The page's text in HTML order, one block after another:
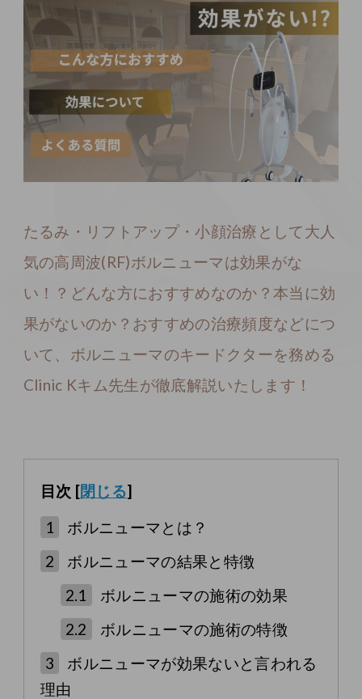
たるみ・リフトアップ・小顔治療として大人
気の高周波(RF)ボルニューマは効果がな
い！？どんな方におすすめなのか？本当に効
果がないのか？おすすめの治療頻度などにつ
いて、ボルニューマのキードクターを務める
Clinic Kキム先生が徹底解説いたします！
目次 [閉じる]
1
ボルニューマとは？
2
ボルニューマの結果と特徴
2.1
ボルニューマの施術の効果
2.2
ボルニューマの施術の特徴
3
ボルニューマが効果ないと言われる
理由